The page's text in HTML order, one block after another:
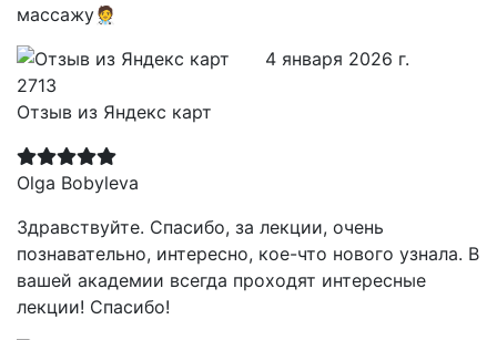
массажу🧑‍⚕️
Отзыв из Яндекс карт
4 января 2026 г.
Olga Bobyleva
Здравствуйте. Спасибо, за лекции, очень
познавательно, интересно, кое-что нового узнала. В
вашей академии всегда проходят интересные
лекции! Спасибо!